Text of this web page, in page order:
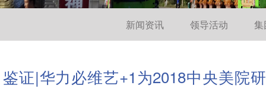
新闻资讯 领导活动 集
鉴证|华力必维艺+1为2018中央美院